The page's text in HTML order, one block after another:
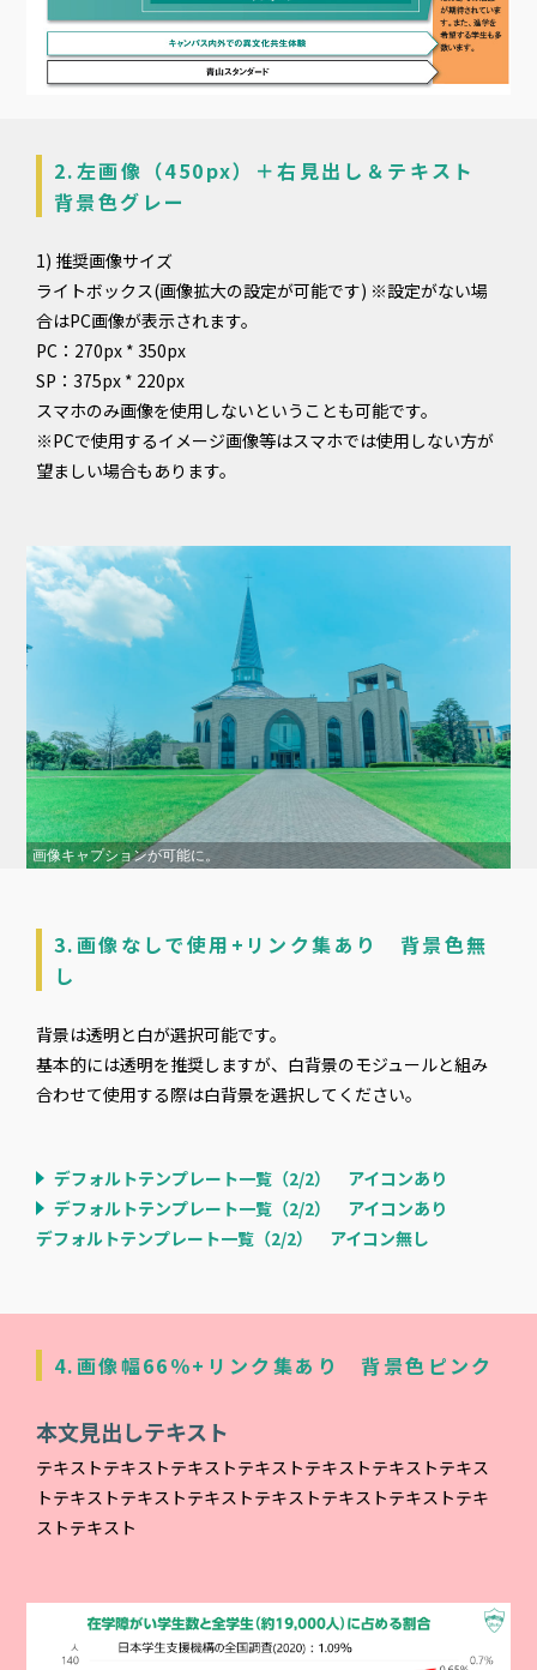
2.左画像（450px）＋右見出し＆テキスト
背景色グレー
1) 推奨画像サイズ
ライトボックス(画像拡大の設定が可能です) ※設定がない場
合はPC画像が表示されます。
PC：270px * 350px
SP：375px * 220px
スマホのみ画像を使用しないということも可能です。
※PCで使用するイメージ画像等はスマホでは使用しない方が
望ましい場合もあります。
画像キャプションが可能に。
3.画像なしで使用+リンク集あり 背景色無
し
背景は透明と白が選択可能です。
基本的には透明を推奨しますが、白背景のモジュールと組み
合わせて使用する際は白背景を選択してください。
デフォルトテンプレート一覧（2/2） アイコンあり
デフォルトテンプレート一覧（2/2） アイコンあり
デフォルトテンプレート一覧（2/2） アイコン無し
4.画像幅66％+リンク集あり 背景色ピンク
本文見出しテキスト
テキストテキストテキストテキストテキストテキストテキス
トテキストテキストテキストテキストテキストテキストテキ
ストテキスト